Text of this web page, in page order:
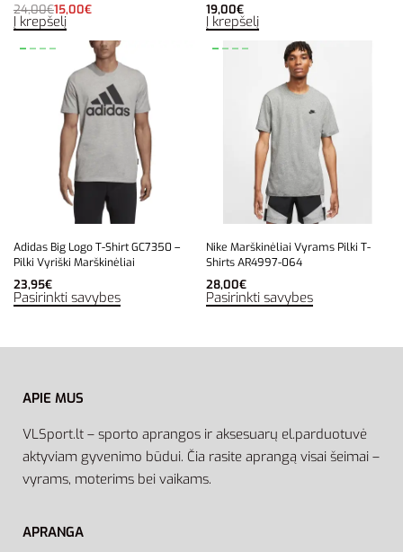
24,00€15,00€
Į krepšelį
19,00€
Į krepšelį
Adidas Big Logo T-Shirt GC7350 –
Pilki Vyriški Marškinėliai
23,95€
Pasirinkti savybes
Nike Marškinėliai Vyrams Pilki T-
Shirts AR4997-064
28,00€
Pasirinkti savybes
APIE MUS
VLSport.lt – sporto aprangos ir aksesuarų el.parduotuvė
aktyviam gyvenimo būdui. Čia rasite aprangą visai šeimai –
vyrams, moterims bei vaikams.
APRANGA